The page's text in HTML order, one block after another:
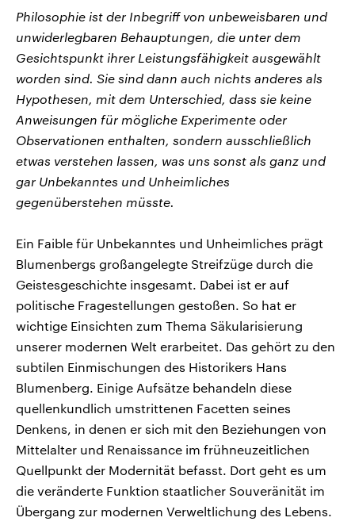
Philosophie ist der Inbegriff von unbeweisbaren und
unwiderlegbaren Behauptungen, die unter dem
Gesichtspunkt ihrer Leistungsfähigkeit ausgewählt
worden sind. Sie sind dann auch nichts anderes als
Hypothesen, mit dem Unterschied, dass sie keine
Anweisungen für mögliche Experimente oder
Observationen enthalten, sondern ausschließlich
etwas verstehen lassen, was uns sonst als ganz und
gar Unbekanntes und Unheimliches
gegenüberstehen müsste.
Ein Faible für Unbekanntes und Unheimliches prägt
Blumenbergs großangelegte Streifzüge durch die
Geistesgeschichte insgesamt. Dabei ist er auf
politische Fragestellungen gestoßen. So hat er
wichtige Einsichten zum Thema Säkularisierung
unserer modernen Welt erarbeitet. Das gehört zu den
subtilen Einmischungen des Historikers Hans
Blumenberg. Einige Aufsätze behandeln diese
quellenkundlich umstrittenen Facetten seines
Denkens, in denen er sich mit den Beziehungen von
Mittelalter und Renaissance im frühneuzeitlichen
Quellpunkt der Modernität befasst. Dort geht es um
die veränderte Funktion staatlicher Souveränität im
Übergang zur modernen Verweltlichung des Lebens.